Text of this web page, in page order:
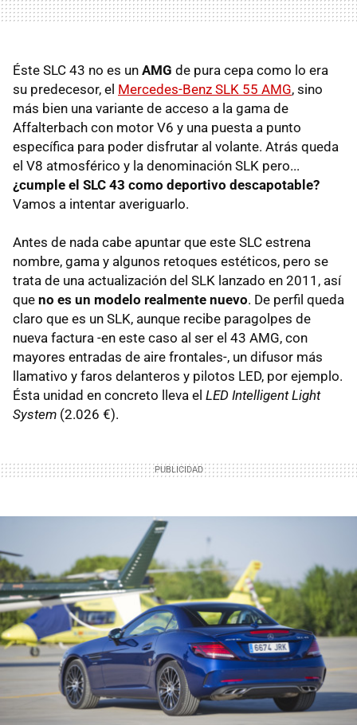
Éste SLC 43 no es un AMG de pura cepa como lo era
su predecesor, el Mercedes-Benz SLK 55 AMG, sino
más bien una variante de acceso a la gama de
Affalterbach con motor V6 y una puesta a punto
específica para poder disfrutar al volante. Atrás queda
el V8 atmosférico y la denominación SLK pero...
¿cumple el SLC 43 como deportivo descapotable?
Vamos a intentar averiguarlo.
Antes de nada cabe apuntar que este SLC estrena
nombre, gama y algunos retoques estéticos, pero se
trata de una actualización del SLK lanzado en 2011, así
que no es un modelo realmente nuevo. De perfil queda
claro que es un SLK, aunque recibe paragolpes de
nueva factura -en este caso al ser el 43 AMG, con
mayores entradas de aire frontales-, un difusor más
llamativo y faros delanteros y pilotos LED, por ejemplo.
Ésta unidad en concreto lleva el LED Intelligent Light
System (2.026 €).